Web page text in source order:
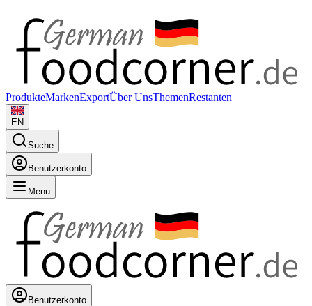
ProdukteMarkenExportÜber UnsThemenRestanten
EN
Suche
Benutzerkonto
Menu
Benutzerkonto